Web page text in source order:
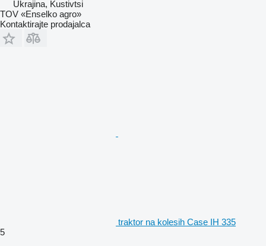
Ukrajina, Kustivtsi
TOV «Enselko agro»
Kontaktirajte prodajalca
traktor na kolesih Case IH 335
5